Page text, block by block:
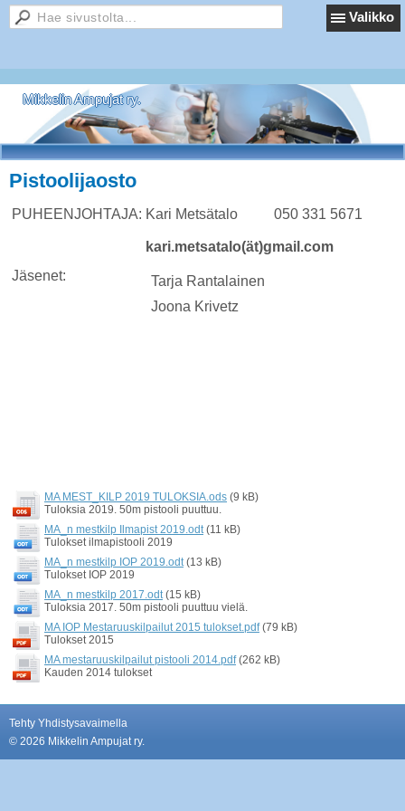
Valikko
Mikkelin Ampujat ry.
Pistoolijaosto
PUHEENJOHTAJA: Kari Metsätalo 050 331 5671
kari.metsatalo(ät)gmail.com
Jäsenet:
Tarja Rantalainen
Joona Krivetz
MA MEST_KILP 2019 TULOKSIA.ods (9 kB)
Tuloksia 2019. 50m pistooli puuttuu.
MA_n mestkilp Ilmapist 2019.odt (11 kB)
Tulokset ilmapistooli 2019
MA_n mestkilp IOP 2019.odt (13 kB)
Tulokset IOP 2019
MA_n mestkilp 2017.odt (15 kB)
Tuloksia 2017. 50m pistooli puuttuu vielä.
MA IOP Mestaruuskilpailut 2015 tulokset.pdf (79 kB)
Tulokset 2015
MA mestaruuskilpailut pistooli 2014.pdf (262 kB)
Kauden 2014 tulokset
Tehty Yhdistysavaimella
© 2026 Mikkelin Ampujat ry.